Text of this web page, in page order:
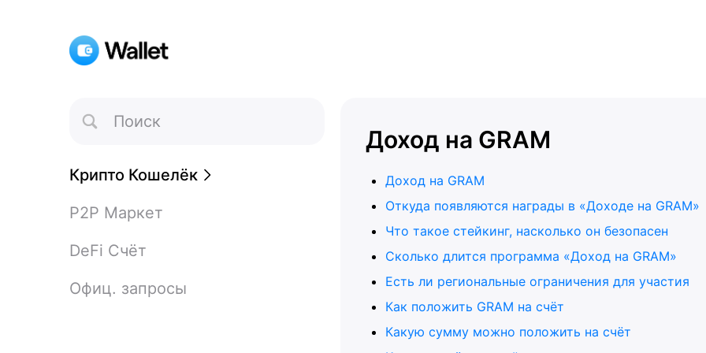
Доход на GRAM
Доход на GRAM
Откуда появляются награды в «Доходе на GRAM»
Что такое стейкинг, насколько он безопасен
Сколько длится программа «Доход на GRAM»
Есть ли региональные ограничения для участия
Как положить GRAM на счёт
Какую сумму можно положить на счёт
Toggle
Search
Крипто Кошелёк
P2P Маркет
DeFi Счёт
Офиц. запросы